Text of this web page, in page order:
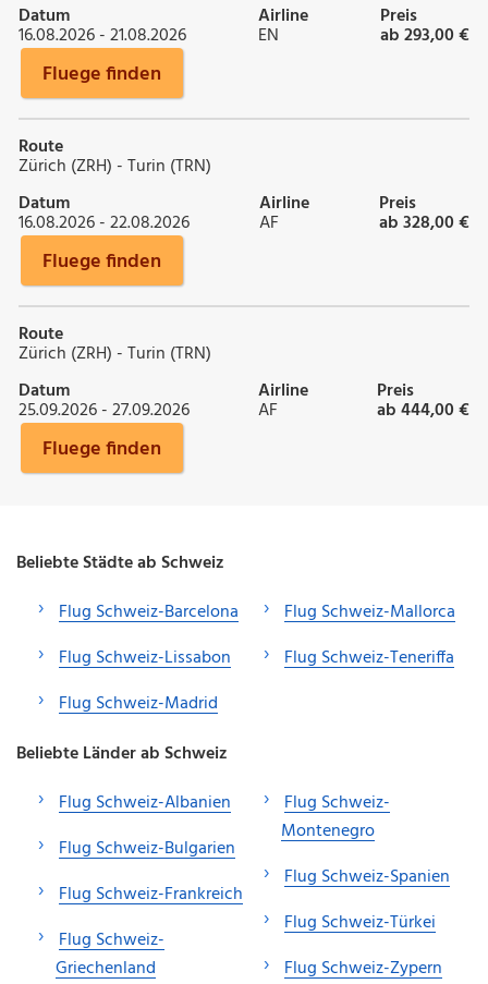
Datum
16.08.2026 - 21.08.2026
Airline
EN
Preis
ab 293,00 €
Fluege finden
Route
Zürich (ZRH) - Turin (TRN)
Datum
16.08.2026 - 22.08.2026
Airline
AF
Preis
ab 328,00 €
Fluege finden
Route
Zürich (ZRH) - Turin (TRN)
Datum
25.09.2026 - 27.09.2026
Airline
AF
Preis
ab 444,00 €
Fluege finden
Beliebte Städte ab Schweiz
Flug Schweiz-Barcelona
Flug Schweiz-Lissabon
Flug Schweiz-Madrid
Flug Schweiz-Mallorca
Flug Schweiz-Teneriffa
Beliebte Länder ab Schweiz
Flug Schweiz-Albanien
Flug Schweiz-Bulgarien
Flug Schweiz-Frankreich
Flug Schweiz-
Griechenland
Flug Schweiz-
Montenegro
Flug Schweiz-Spanien
Flug Schweiz-Türkei
Flug Schweiz-Zypern